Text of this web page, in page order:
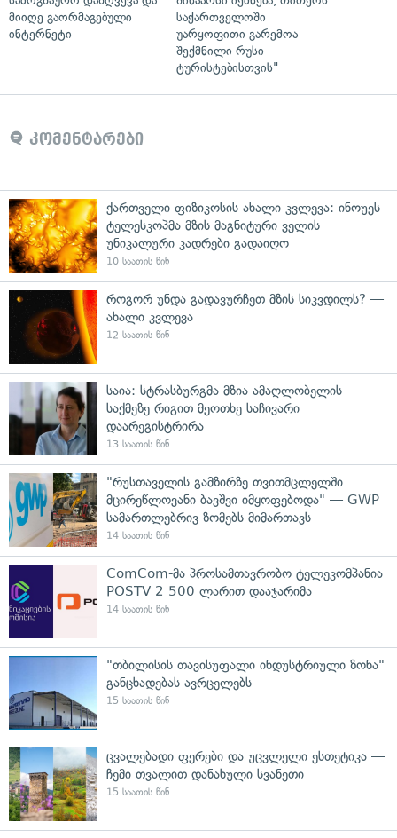
მიიღე გაორმაგებული
ინტერნეტი
საქართველოში
უარყოფითი გარემოა
შექმნილი რუსი
ტურისტებისთვის"
კომენტარები
ქართველი ფიზიკოსის ახალი კვლევა: ინოუეს
ტელესკოპმა მზის მაგნიტური ველის
უნიკალური კადრები გადაიღო
10 საათის წინ
როგორ უნდა გადავურჩეთ მზის სიკვდილს? —
ახალი კვლევა
12 საათის წინ
საია: სტრასბურგმა მზია ამაღლობელის
საქმეზე რიგით მეოთხე საჩივარი
დაარეგისტრირა
13 საათის წინ
"რუსთაველის გამზირზე თვითმცლელში
მცირეწლოვანი ბავშვი იმყოფებოდა" — GWP
სამართლებრივ ზომებს მიმართავს
14 საათის წინ
ComCom-მა პროსამთავრობო ტელეკომპანია
POSTV 2 500 ლარით დააჯარიმა
14 საათის წინ
"თბილისის თავისუფალი ინდუსტრიული ზონა"
განცხადებას ავრცელებს
15 საათის წინ
ცვალებადი ფერები და უცვლელი ესთეტიკა —
ჩემი თვალით დანახული სვანეთი
15 საათის წინ